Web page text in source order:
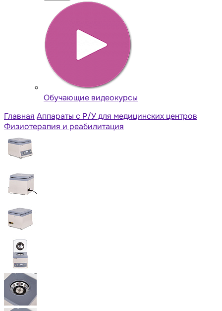
Обучающие видеокурсы
Главная Аппараты с Р/У для медицинских центров
Физиотерапия и реабилитация